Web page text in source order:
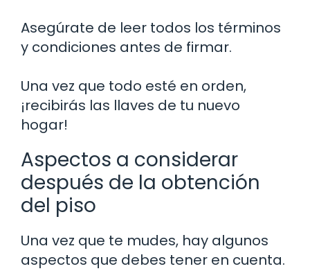
Asegúrate de leer todos los términos
y condiciones antes de firmar.
Una vez que todo esté en orden,
¡recibirás las llaves de tu nuevo
hogar!
Aspectos a considerar
después de la obtención
del piso
Una vez que te mudes, hay algunos
aspectos que debes tener en cuenta.